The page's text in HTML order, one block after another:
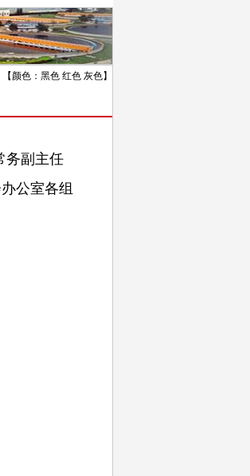
【颜色： 黑色 红色 灰色】
务副主任
公室各组